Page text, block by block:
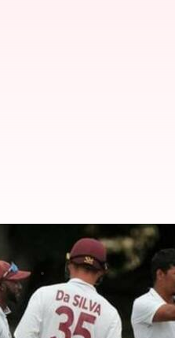
సిరీస్‌కు వెస్టిండీస్
2023 02:46 pm